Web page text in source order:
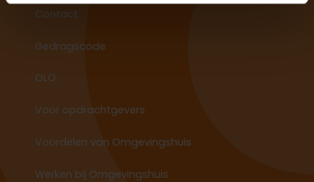
Contact
Gedragscode
OLO
Voor opdrachtgevers
Voordelen van Omgevingshuis
Werken bij Omgevingshuis